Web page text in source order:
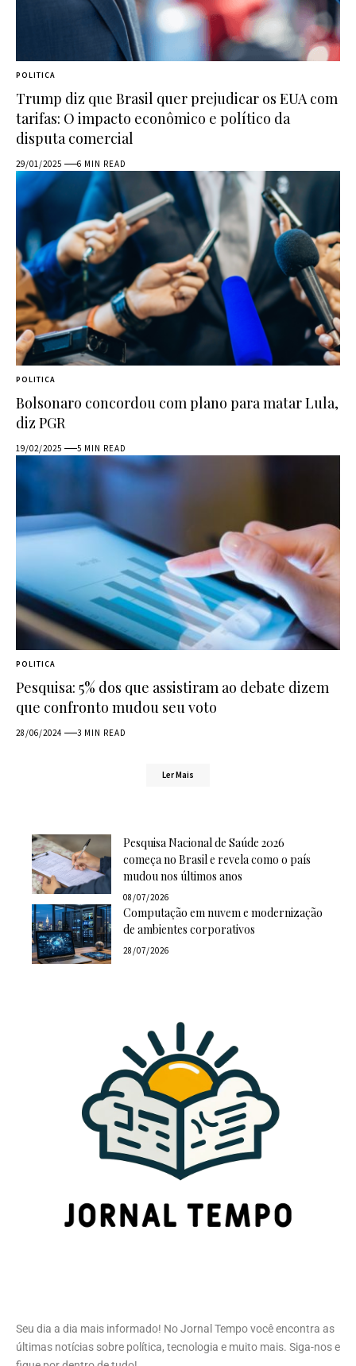
POLITICA
Trump diz que Brasil quer prejudicar os EUA com
tarifas: O impacto econômico e político da
disputa comercial
29/01/2025 6 MIN READ
POLITICA
Bolsonaro concordou com plano para matar Lula,
diz PGR
19/02/2025 5 MIN READ
POLITICA
Pesquisa: 5% dos que assistiram ao debate dizem
que confronto mudou seu voto
28/06/2024 3 MIN READ
Ler Mais
Pesquisa Nacional de Saúde 2026
começa no Brasil e revela como o país
mudou nos últimos anos
08/07/2026
Computação em nuvem e modernização
de ambientes corporativos
28/07/2026
Seu dia a dia mais informado! No Jornal Tempo você encontra as
últimas notícias sobre política, tecnologia e muito mais. Siga-nos e